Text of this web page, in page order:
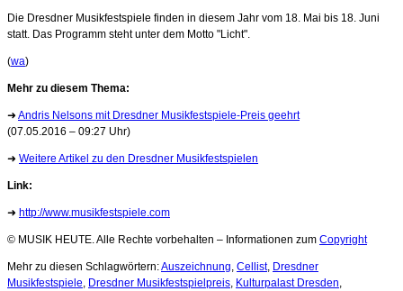
Die Dresdner Musikfestspiele finden in diesem Jahr vom 18. Mai bis 18. Juni
statt. Das Programm steht unter dem Motto "Licht".
(wa)
Mehr zu diesem Thema:
➜ Andris Nelsons mit Dresdner Musikfestspiele-Preis geehrt
(07.05.2016 – 09:27 Uhr)
➜ Weitere Artikel zu den Dresdner Musikfestspielen
Link:
➜ http://www.musikfestspiele.com
© MUSIK HEUTE. Alle Rechte vorbehalten – Informationen zum Copyright
Mehr zu diesen Schlagwörtern:Auszeichnung, Cellist, Dresdner
Musikfestspiele, Dresdner Musikfestspielpreis, Kulturpalast Dresden,